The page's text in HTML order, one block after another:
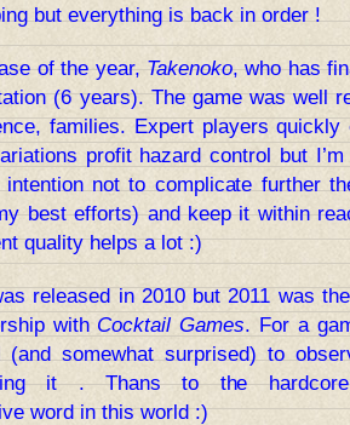
but everything is back in order !
of the year,Takenoko, who has
(6 years). The game was well
families. Expert players
profit hazard control but
intention not to complicate further
best efforts) and keep it within
quality helps a lot :)
released in 2010 but 2011 was
with Cocktail Games. For a
(and somewhat surprised) to
it . Thans to the
word in this world :)